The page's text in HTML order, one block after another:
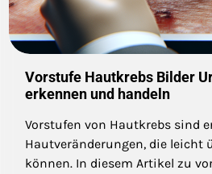
Vorstufe Hautkrebs Bilder
erkennen und handeln
Vorstufen von Hautkrebs sind
Hautveränderungen, die leicht
können. In diesem Artikel zu